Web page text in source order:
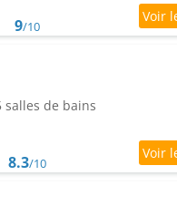
9/10
salles de bains
8.3/10